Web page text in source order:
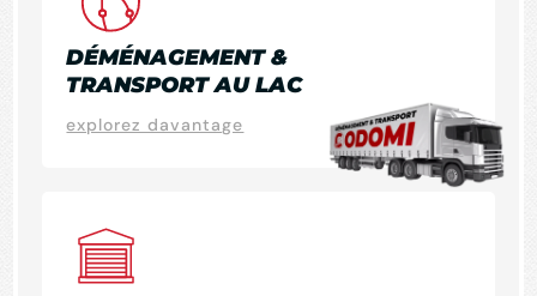
DÉMÉNAGEMENT &
TRANSPORT AU LAC
explorez davantage